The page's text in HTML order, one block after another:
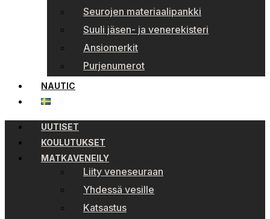
Seurojen materiaalipankki
Suuli jäsen- ja venerekisteri
Ansiomerkit
Purjenumerot
NAUTIC
UUTISET
KOULUTUKSET
MATKAVENEILY
Liity veneseuraan
Yhdessä vesille
Katsastus